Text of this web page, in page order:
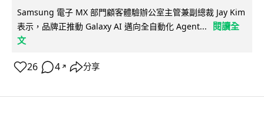
Samsung 電子 MX 部門顧客體驗辦公室主管兼副總裁 Jay Kim
表示，品牌正推動 Galaxy AI 邁向全自動化 Agent...
閱讀全
文
26 4 ↗ 分享